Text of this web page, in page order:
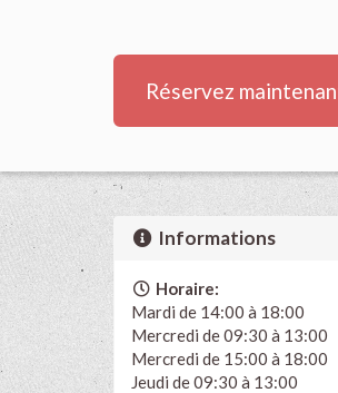
Réservez
Informations
Horaire:
Mardi de 14:00 à 18:00
Mercredi de 09:30 à 13:00
Mercredi de 15:00 à 18:00
Jeudi de 09:30 à 13:00